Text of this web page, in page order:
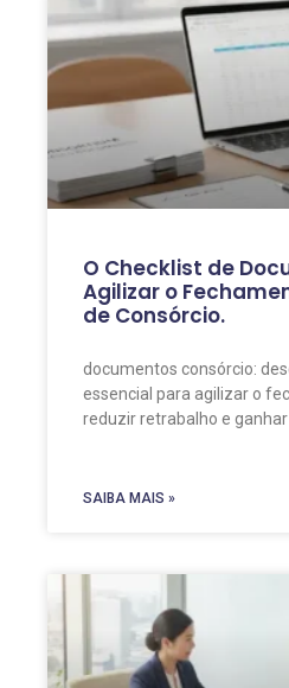
O Checklist de
Agilizar o
de Consórcio.
documentos consórcio:
essencial para agilizar o
reduzir retrabalho e
SAIBA MAIS »